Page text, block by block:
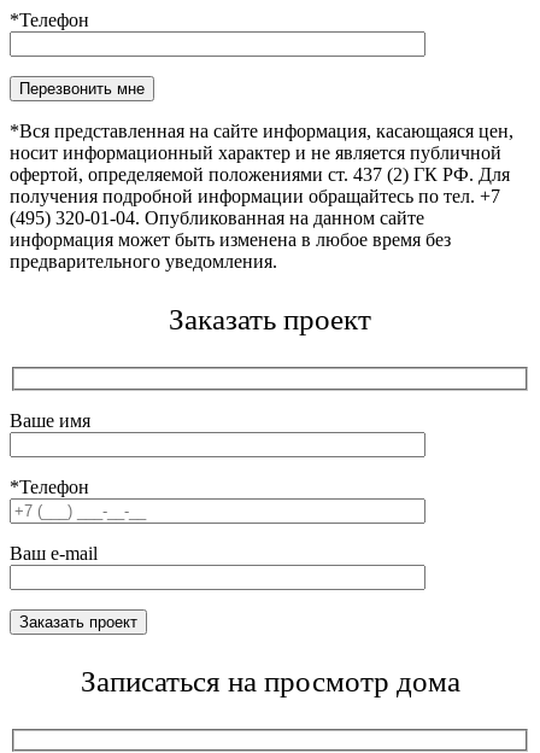
*Телефон
Оставьте это поле пустым.
*Вся представленная на сайте информация, касающаяся цен,
носит информационный характер и не является публичной
офертой, определяемой положениями ст. 437 (2) ГК РФ. Для
получения подробной информации обращайтесь по тел. +7
(495) 320-01-04. Опубликованная на данном сайте
информация может быть изменена в любое время без
предварительного уведомления.
Заказать проект
Ваше имя
*Телефон
Ваш e-mail
Записаться на просмотр дома